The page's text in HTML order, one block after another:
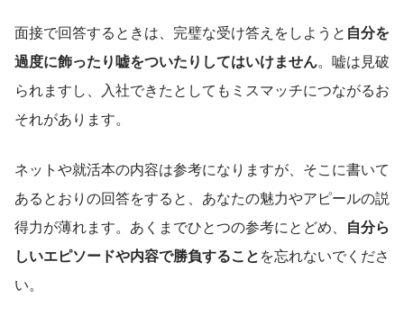
面接で回答するときは、完璧な受け答えをしようと 自分を
過度に飾ったり嘘をついたりしてはいけません。嘘は見破
られますし、入社できたとしてもミスマッチにつながるお
それがあります。
ネットや就活本の内容は参考になりますが、そこに書いて
あるとおりの回答をすると、あなたの魅力やアピールの説
得力が薄れます。あくまでひとつの参考にとどめ、 自分ら
しいエピソードや内容で勝負することを忘れないでくださ
い。